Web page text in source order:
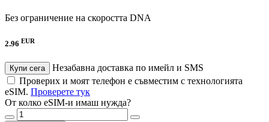
Без ограничение на скоростта DNA
2.96 EUR
Купи сега
Незабавна доставка по имейл и SMS
Проверих и моят телефон е съвместим с технологията
eSIM. Проверете тук
От колко eSIM-и имаш нужда?